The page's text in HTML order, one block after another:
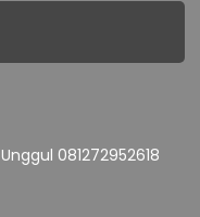
081272952618